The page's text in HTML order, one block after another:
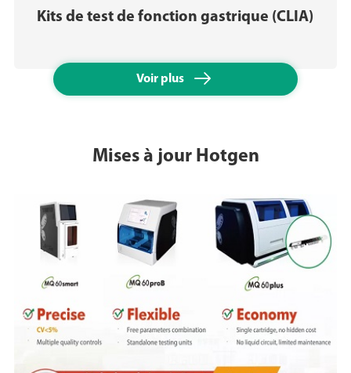
Kits de test de fonction gastrique (CLIA)
Voir plus 
Mises à jour Hotgen